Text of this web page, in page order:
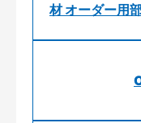
材 オーダー用